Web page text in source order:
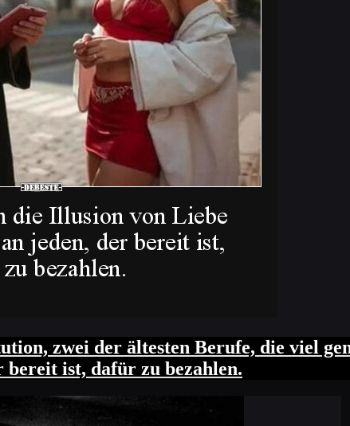
zwei der ältesten Berufe, die viel
bereit ist, dafür zu bezahlen.